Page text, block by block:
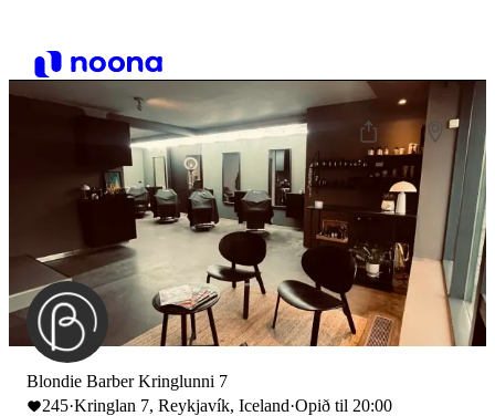
Blondie Barber Kringlunni 7
245·Kringlan 7, Reykjavík, Iceland·Opið til 20:00